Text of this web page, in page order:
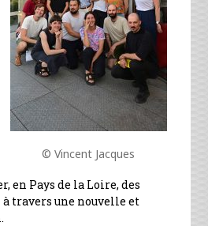
© Vincent Jacques
en Pays de la Loire, des
à travers une nouvelle et